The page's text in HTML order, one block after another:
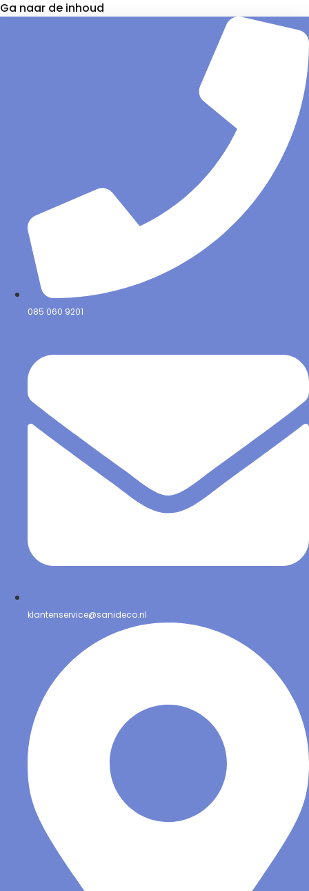
Ga naar de inhoud
085 060 9201
klantenservice@sanideco.nl